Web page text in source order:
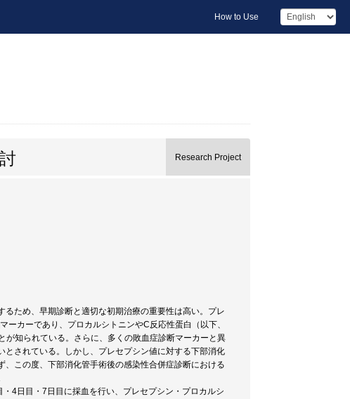
How to Use
Research Project
ため、早期診断と適切な初期治療の重要性は高い。プレ
カーであり、プロカルシトニンやC反応性蛋白（以下、
知られている。さらに、多くの敗血症診断マーカーと異
されている。しかし、プレセプシン値に対する下部消化
この度、下部消化管手術後の感染性合併症診断における
4日目・7日目に採血を行い、プレセプシン・プロカルシ